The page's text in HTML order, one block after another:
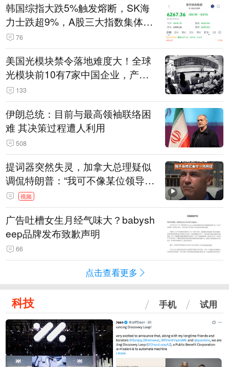
韩国综指大跌5%触发熔断，SK海
力士跌超9%，A股三大指数集体低
开 76
美国光模块禁令落地难度大！全球
光模块前10有7家中国企业，产业
界人士：想“脱钩”并不容易
133
伊朗总统：目前与最高领袖联络困
难 其决策过程遭人利用
508
提词器突然失灵，加拿大总理疑似
调侃特朗普：“我可不像某位领导
人，把这当成一场阴谋”，全场哄笑
视频
广告吐槽女生月经气味大？babysh
eep品牌发布致歉声明
66
点击查看更多
科技 手机 试用